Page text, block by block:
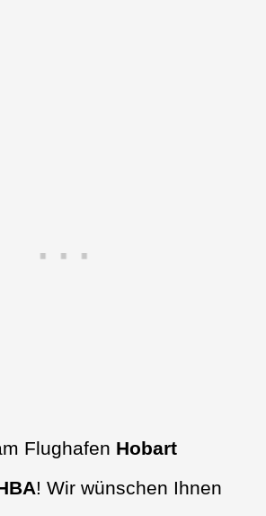
Flughafen Hobart
! Wir wünschen Ihnen